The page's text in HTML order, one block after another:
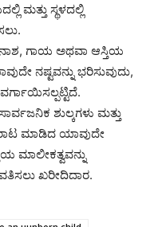
ಮತ್ತು ಸ್ಥಳದಲ್ಲಿ
ಗಾಯ ಅಥವಾ ಆಸ್ತಿಯ
ನಷ್ಟವನ್ನು ಭರಿಸುವುದು,
ಶುಲ್ಕಗಳು ಮತ್ತು
ಮಾಡಿದ ಯಾವುದೇ
ಮಾಲೀಕತ್ವವನ್ನು
ಖರೀದಿದಾರ.